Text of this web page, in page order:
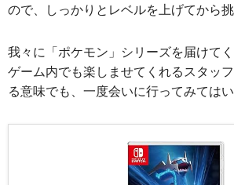
ので、しっかりとレベルを上げてから挑
我々に「ポケモン」シリーズを届けてく
ゲーム内でも楽しませてくれるスタッ
る意味でも、一度会いに行ってみてはい